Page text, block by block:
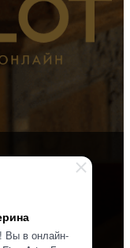
Вы в онлайн-